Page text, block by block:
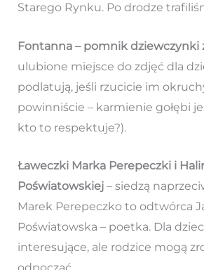
Starego Rynku. Po drodze
Fontanna – pomnik dziewczynki
ulubione miejsce do zdjęć dla
podlatują, jeśli rzucicie im
powinniście – karmienie gołębi
kto to respektuje?).
Ławeczki Marka Perepeczki i
Poświatowskiej– siedzą
Marek Perepeczko to odtwórca
Poświatowska – poetka. Dla
interesujące, ale rodzice mogą